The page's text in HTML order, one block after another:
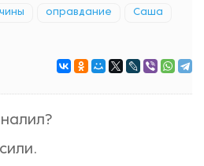
оправдание Саша